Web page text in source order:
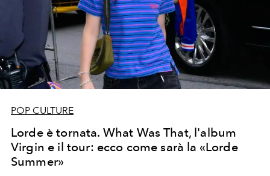
POP CULTURE
Lorde è tornata. What Was That, l'album
Virgin e il tour: ecco come sarà la «Lorde
Summer»